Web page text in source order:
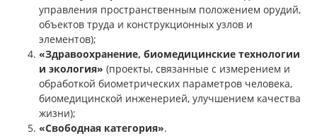
управления пространственным положением орудий,
объектов труда и конструкционных узлов и
элементов);
«Здравоохранение, биомедицинские технологии
и экология» (проекты, связанные с измерением и
обработкой биометрических параметров человека,
биомедицинской инженерией, улучшением качества
жизни);
«Свободная категория».